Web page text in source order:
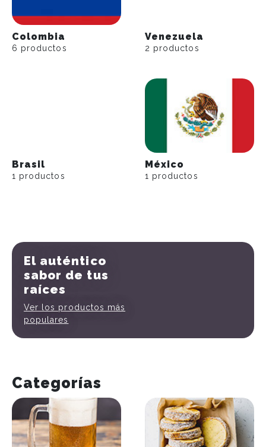
Colombia
6 productos
Venezuela
2 productos
Brasil
1 productos
México
1 productos
El auténtico
sabor de tus
raíces
Ver los productos más
populares
Categorías